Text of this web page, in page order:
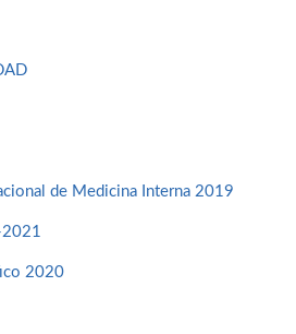
de Medicina Interna 2019
2021
2020